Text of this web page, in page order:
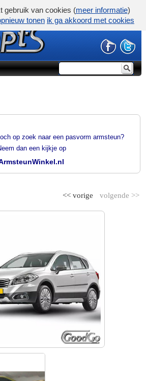
op zoek naar een pasvorm armsteun?
dan een kijkje op
volgende >>
<< vorige
gebruik van cookies (meer informatie)
tonen ik ga akkoord met cookies